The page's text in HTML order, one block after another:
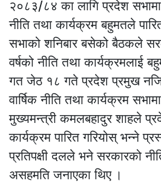
२०८३/८४ का लागि प्रदेश सभामा
नीति तथा कार्यक्रम बहुमतले
सभाको शनिबार बसेको बैठकले
वर्षको नीति तथा कार्यक्रमलाई
गत जेठ १८ गते प्रदेश प्रमुख
वार्षिक नीति तथा कार्यक्रम
मुख्यमन्त्री कमलबहादुर शाहले
कार्यक्रम पारित गरियोस् भन्ने
प्रतिपक्षी दलले भने सरकारको
असहमति जनाएका थिए ।